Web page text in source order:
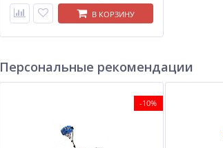
В КОРЗИНУ
Персональные рекомендации
-10%